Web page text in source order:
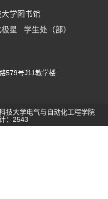
学图书馆
星 学生处（部）
579号J11教学楼
技大学电气与自动化工程学院
：2543